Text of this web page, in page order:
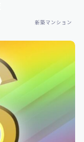
新築マンション